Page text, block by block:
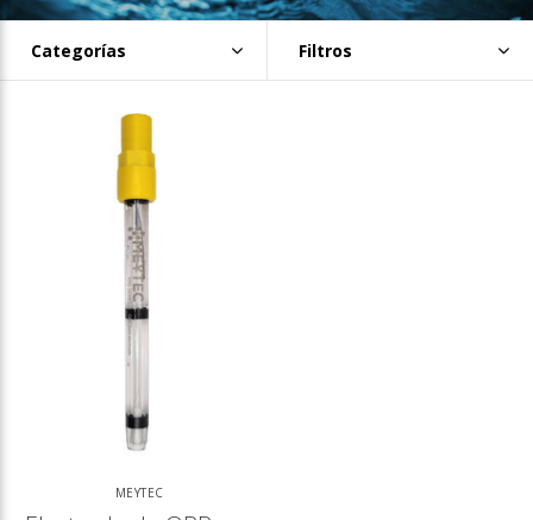
Categorías Filtros
MEYTEC